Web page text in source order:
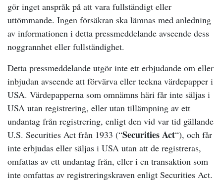
gör inget anspråk på att vara fullständigt eller
uttömmande. Ingen försäkran ska lämnas med anledning
av informationen i detta pressmeddelande avseende dess
noggrannhet eller fullständighet.
Detta pressmeddelande utgör inte ett erbjudande om eller
inbjudan avseende att förvärva eller teckna värdepapper i
USA. Värdepapperna som omnämns häri får inte säljas i
USA utan registrering, eller utan tillämpning av ett
undantag från registrering, enligt den vid var tid gällande
U.S. Securities Act från 1933 (“Securities Act“), och får
inte erbjudas eller säljas i USA utan att de registreras,
omfattas av ett undantag från, eller i en transaktion som
inte omfattas av registreringskraven enligt Securities Act.